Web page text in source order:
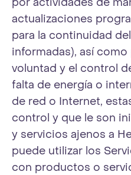
actualizaciones
para la continuidad
informadas), así como
voluntad y el control
falta de energía o
de red o Internet,
control y que le son
y servicios ajenos a
puede utilizar los
con productos o